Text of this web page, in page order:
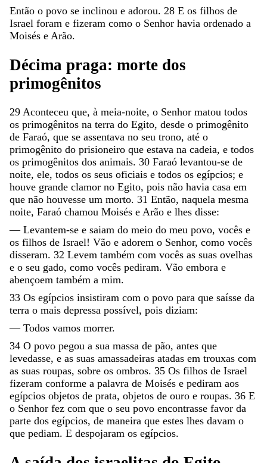
Então o povo se inclinou e adorou. 28 E os filhos de
Israel foram e fizeram como o Senhor havia ordenado a
Moisés e Arão.
Décima praga: morte dos
primogênitos
29 Aconteceu que, à meia-noite, o Senhor matou todos
os primogênitos na terra do Egito, desde o primogênito
de Faraó, que se assentava no seu trono, até o
primogênito do prisioneiro que estava na cadeia, e todos
os primogênitos dos animais. 30 Faraó levantou-se de
noite, ele, todos os seus oficiais e todos os egípcios; e
houve grande clamor no Egito, pois não havia casa em
que não houvesse um morto. 31 Então, naquela mesma
noite, Faraó chamou Moisés e Arão e lhes disse:
— Levantem-se e saiam do meio do meu povo, vocês e
os filhos de Israel! Vão e adorem o Senhor, como vocês
disseram. 32 Levem também com vocês as suas ovelhas
e o seu gado, como vocês pediram. Vão embora e
abençoem também a mim.
33 Os egípcios insistiram com o povo para que saísse da
terra o mais depressa possível, pois diziam:
— Todos vamos morrer.
34 O povo pegou a sua massa de pão, antes que
levedasse, e as suas amassadeiras atadas em trouxas com
as suas roupas, sobre os ombros. 35 Os filhos de Israel
fizeram conforme a palavra de Moisés e pediram aos
egípcios objetos de prata, objetos de ouro e roupas. 36 E
o Senhor fez com que o seu povo encontrasse favor da
parte dos egípcios, de maneira que estes lhes davam o
que pediam. E despojaram os egípcios.